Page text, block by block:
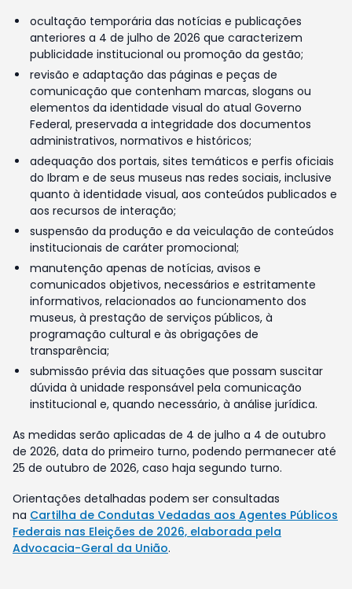
ocultação temporária das notícias e publicações
anteriores a 4 de julho de 2026 que caracterizem
publicidade institucional ou promoção da gestão;
revisão e adaptação das páginas e peças de
comunicação que contenham marcas, slogans ou
elementos da identidade visual do atual Governo
Federal, preservada a integridade dos documentos
administrativos, normativos e históricos;
adequação dos portais, sites temáticos e perfis oficiais
do Ibram e de seus museus nas redes sociais, inclusive
quanto à identidade visual, aos conteúdos publicados e
aos recursos de interação;
suspensão da produção e da veiculação de conteúdos
institucionais de caráter promocional;
manutenção apenas de notícias, avisos e
comunicados objetivos, necessários e estritamente
informativos, relacionados ao funcionamento dos
museus, à prestação de serviços públicos, à
programação cultural e às obrigações de
transparência;
submissão prévia das situações que possam suscitar
dúvida à unidade responsável pela comunicação
institucional e, quando necessário, à análise jurídica.
As medidas serão aplicadas de 4 de julho a 4 de outubro
de 2026, data do primeiro turno, podendo permanecer até
25 de outubro de 2026, caso haja segundo turno.
Orientações detalhadas podem ser consultadas
na Cartilha de Condutas Vedadas aos Agentes Públicos
Federais nas Eleições de 2026, elaborada pela
Advocacia-Geral da União.